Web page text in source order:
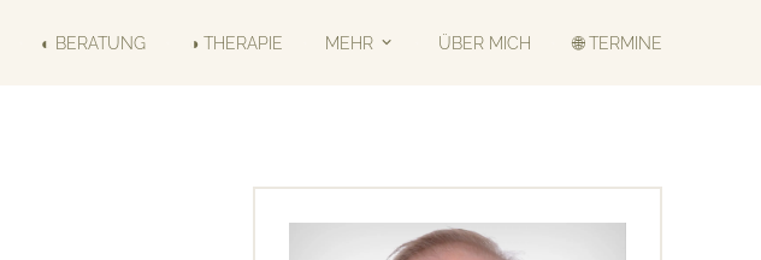
◐ BERATUNG ◑ THERAPIE MEHR ÜBER MICH 🌐 TERMINE